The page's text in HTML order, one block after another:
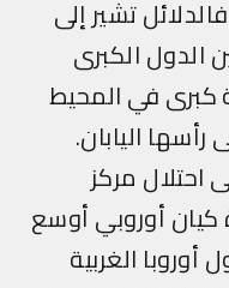
تشير إلى
الكبرى
في المحيط
اليابان.
مركز
أوروبي أوسع
الغربية